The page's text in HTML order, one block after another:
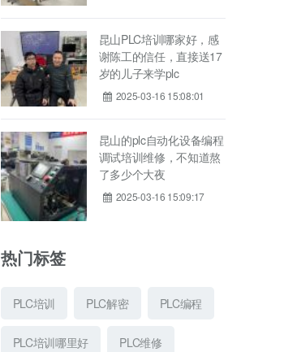
昆山PLC培训哪家好，感
谢陈工的信任，直接送17
岁的儿子来学plc
2025-03-16 15:08:01
昆山的plc自动化设备编程
调试培训维修，不知道熬
了多少个大夜
2025-03-16 15:09:17
热门标签
PLC培训 PLC解密 PLC编程
PLC培训哪里好 PLC维修